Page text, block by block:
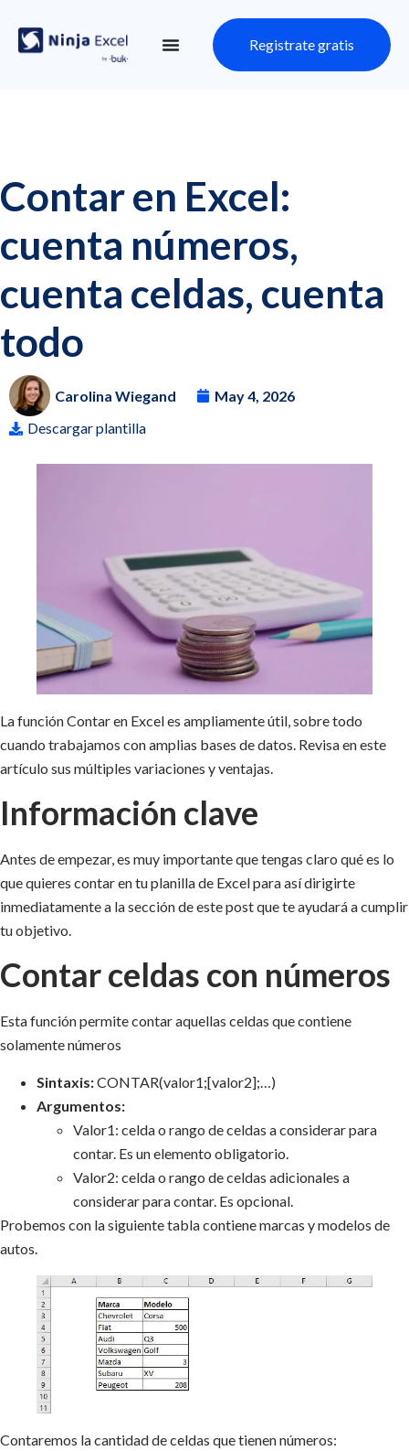
Registrate gratis
Contar en Excel:
cuenta números,
cuenta celdas, cuenta
todo
Carolina Wiegand
May 4, 2026
Descargar plantilla
La función Contar en Excel es ampliamente útil, sobre todo
cuando trabajamos con amplias bases de datos. Revisa en este
artículo sus múltiples variaciones y ventajas.
Información clave
Antes de empezar, es muy importante que tengas claro qué es lo
que quieres contar en tu planilla de Excel para así dirigirte
inmediatamente a la sección de este post que te ayudará a cumplir
tu objetivo.
Contar celdas con números
Esta funciónpermite contar aquellas celdas que contiene
solamente números
Sintaxis:CONTAR(valor1;[valor2];…)
Argumentos:
Valor1: celda o rango de celdas a considerar para
contar. Es un elemento obligatorio.
Valor2: celda o rango de celdas adicionales a
considerar para contar. Es opcional.
Probemos con la siguiente tabla contiene marcas y modelos de
autos.
Contaremos la cantidad de celdas que tienen números: